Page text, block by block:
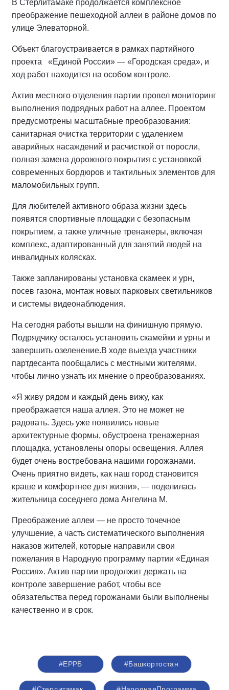
В Стерлитамаке продолжается комплексное
преображение пешеходной аллеи в районе домов по
улице Элеваторной.
Объект благоустраивается в рамках партийного
проекта «Единой России» — «Городская среда», и
ход работ находится на особом контроле.
Актив местного отделения партии провел мониторинг
выполнения подрядных работ на аллее. Проектом
предусмотрены масштабные преобразования:
санитарная очистка территории с удалением
аварийных насаждений и расчисткой от поросли,
полная замена дорожного покрытия с установкой
современных бордюров и тактильных элементов для
маломобильных групп.
Для любителей активного образа жизни здесь
появятся спортивные площадки с безопасным
покрытием, а также уличные тренажеры, включая
комплекс, адаптированный для занятий людей на
инвалидных колясках.
Также запланированы установка скамеек и урн,
посев газона, монтаж новых парковых светильников
и системы видеонаблюдения.
На сегодня работы вышли на финишную прямую.
Подрядчику осталось установить скамейки и урны и
завершить озеленение.В ходе выезда участники
партдесанта пообщались с местными жителями,
чтобы лично узнать их мнение о преобразованиях.
«Я живу рядом и каждый день вижу, как
преображается наша аллея. Это не может не
радовать. Здесь уже появились новые
архитектурные формы, обустроена тренажерная
площадка, установлены опоры освещения. Аллея
будет очень востребована нашими горожанами.
Очень приятно видеть, как наш город становится
краше и комфортнее для жизни», — поделилась
жительница соседнего дома Ангелина М.
Преображение аллеи — не просто точечное
улучшение, а часть систематического выполнения
наказов жителей, которые направили свои
пожелания в Народную программу партии «Единая
Россия». Актив партии продолжит держать на
контроле завершение работ, чтобы все
обязательства перед горожанами были выполнены
качественно и в срок.
#ЕРРБ #Башкортостан